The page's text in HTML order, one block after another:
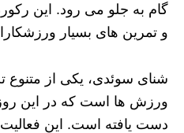
گام به جلو می‌ رود. این
و تمرین‌ های بسیار
شنای سوئدی، یکی از متنوع‌
ورزش‌ ها است که در این
دست یافته است. این